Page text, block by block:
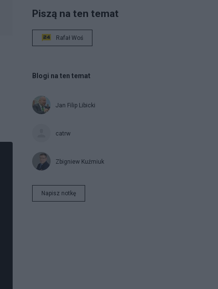
Piszą na ten temat
Rafał Woś
Blogi na ten temat
Jan Filip Libicki
catrw
Zbigniew Kuźmiuk
Napisz notkę